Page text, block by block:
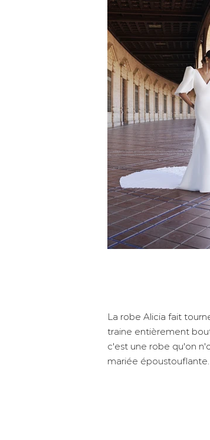
La robe Alicia fait
traine entièrement
c'est une robe qu'on
mariée époustouflante.